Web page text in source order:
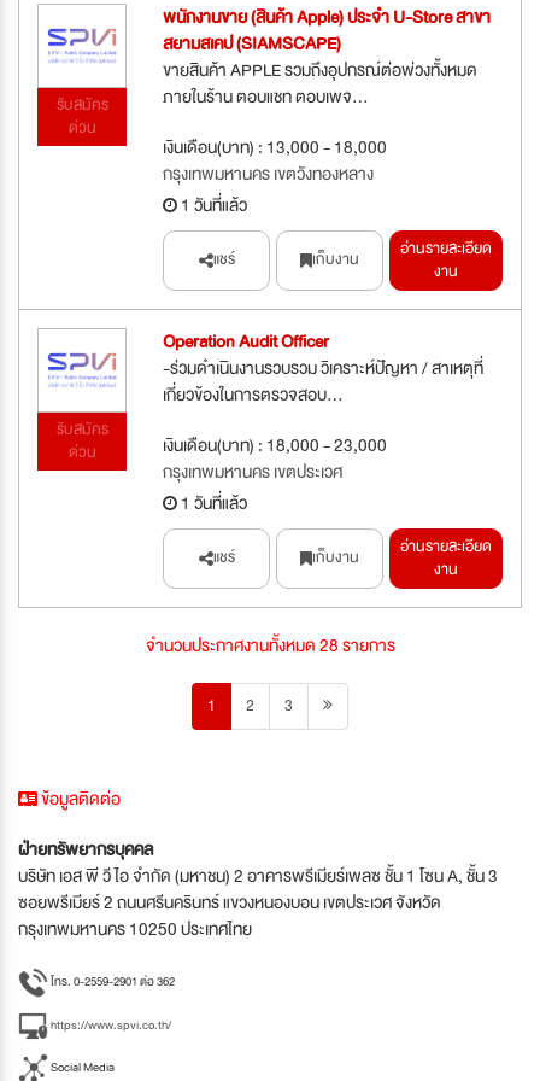
รับสมัคร
ด่วน
พนักงานขาย (สินค้า Apple) ประจำ U-Store สาขา
สยามสเคป (SIAMSCAPE)
ขายสินค้า APPLE รวมถึงอุปกรณ์ต่อพ่วงทั้งหมด
ภายในร้าน ตอบแชท ตอบเพจ...
เงินเดือน(บาท) : 13,000 - 18,000
กรุงเทพมหานคร เขตวังทองหลาง
1 วันที่แล้ว
แชร์ เก็บงาน
อ่านรายละเอียด
งาน
รับสมัคร
ด่วน
Operation Audit Officer
-ร่วมดำเนินงานรวบรวม วิเคราะห์ปัญหา / สาเหตุที่
เกี่ยวข้องในการตรวจสอบ...
เงินเดือน(บาท) : 18,000 - 23,000
กรุงเทพมหานคร เขตประเวศ
1 วันที่แล้ว
แชร์ เก็บงาน
อ่านรายละเอียด
งาน
จำนวนประกาศงานทั้งหมด 28 รายการ
1 2 3
ข้อมูลติดต่อ
ฝ่ายทรัพยากรบุคคล
บริษัท เอส พี วี ไอ จำกัด (มหาชน) 2 อาคารพรีเมียร์เพลซ ชั้น 1 โซน A, ชั้น 3
ซอยพรีเมียร์ 2 ถนนศรีนครินทร์ แขวงหนองบอน เขตประเวศ จังหวัด
กรุงเทพมหานคร 10250 ประเทศไทย
โทร. 0-2559-2901 ต่อ 362
https://www.spvi.co.th/
Social Media